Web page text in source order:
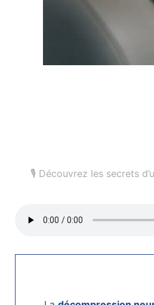
🎙️ Découvrez les secrets